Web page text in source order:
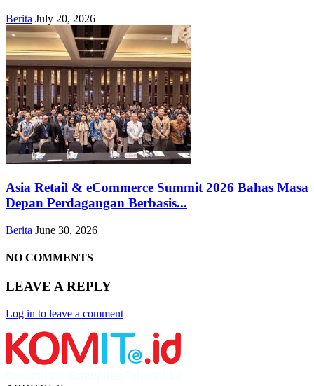
Berita July 20, 2026
Asia Retail & eCommerce Summit 2026 Bahas Masa
Depan Perdagangan Berbasis...
Berita June 30, 2026
NO COMMENTS
LEAVE A REPLY
Log in to leave a comment